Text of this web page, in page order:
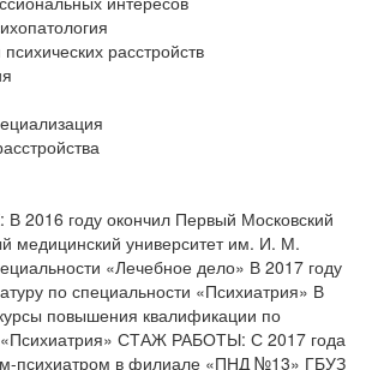
расстройств
2016 году окончил Первый Московский
медицинский университет им. И. М.
«Лечебное дело» В 2017 году
по специальности «Психиатрия» В
повышения квалификации по
«Психиатрия» СТАЖ РАБОТЫ: С 2017 года
психиатром в филиале «ПНД №13» ГБУЗ